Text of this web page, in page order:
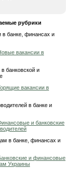
рубрики
в банке, финансах и
вакансии в
банковской и
вакансии в
в банке и
и банковские
в банке, финансах и
и финансовые
Украины